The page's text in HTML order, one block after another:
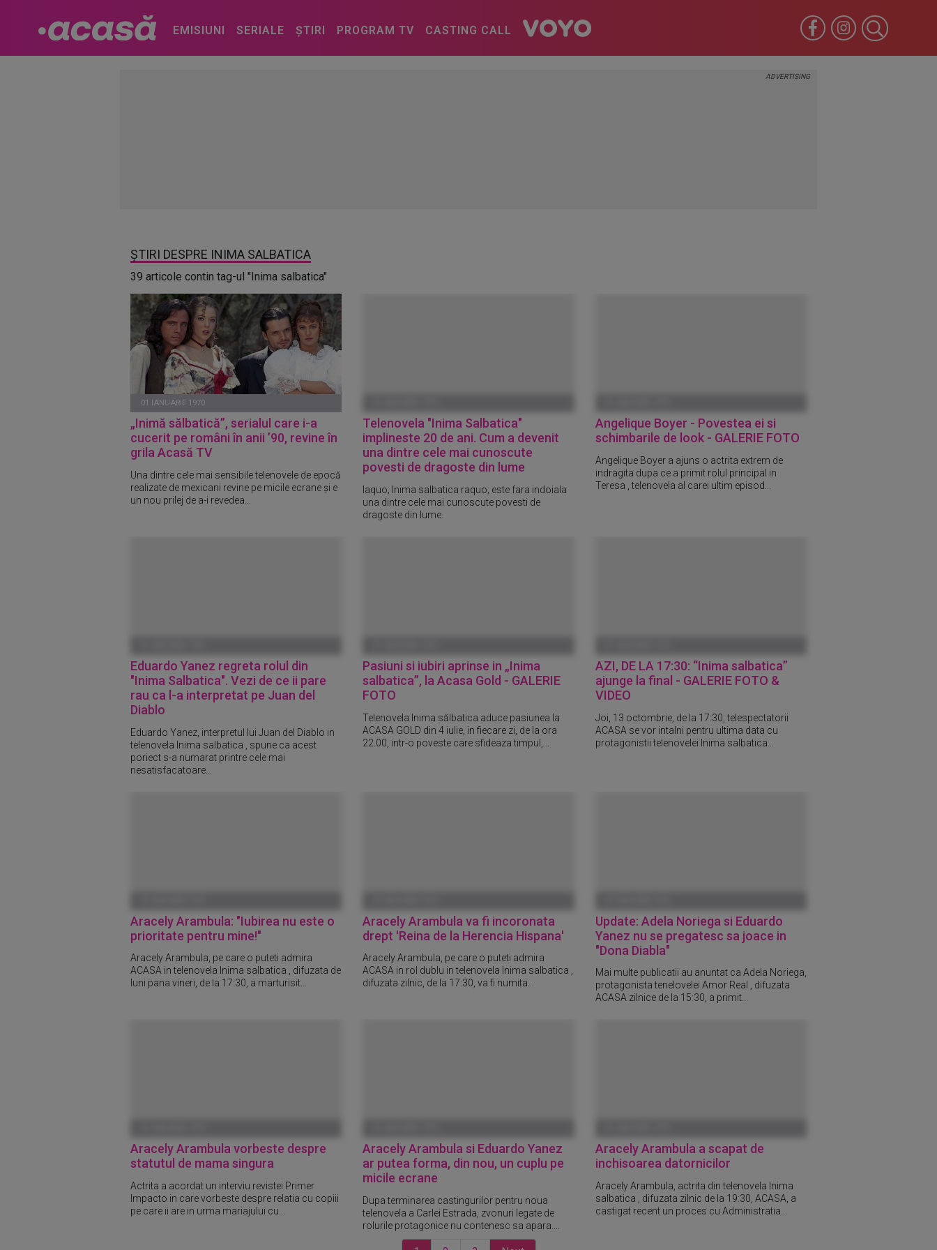
EMISIUNI SERIALE ȘTIRI PROGRAM TV CASTING CALL
ȘTIRI DESPRE INIMA SALBATICA
39 articole contin tag-ul "Inima salbatica"
01 IANUARIE 1970
„Inimă sălbatică”, serialul care i-a
cucerit pe români în anii ’90, revine în
grila Acasă TV
Una dintre cele mai sensibile telenovele de epocă
realizate de mexicani revine pe micile ecrane și e
un nou prilej de a-i revedea...
Telenovela "Inima Salbatica"
implineste 20 de ani. Cum a devenit
una dintre cele mai cunoscute
povesti de dragoste din lume
laquo; Inima salbatica raquo; este fara indoiala
una dintre cele mai cunoscute povesti de
dragoste din lume.
Angelique Boyer - Povestea ei si
schimbarile de look - GALERIE FOTO
Angelique Boyer a ajuns o actrita extrem de
indragita dupa ce a primit rolul principal in
Teresa , telenovela al carei ultim episod...
Eduardo Yanez regreta rolul din
"Inima Salbatica". Vezi de ce ii pare
rau ca l-a interpretat pe Juan del
Diablo
Eduardo Yanez, interpretul lui Juan del Diablo in
telenovela Inima salbatica , spune ca acest
poriect s-a numarat printre cele mai
nesatisfacatoare...
Pasiuni si iubiri aprinse in „Inima
salbatica”, la Acasa Gold - GALERIE
FOTO
Telenovela Inima sălbatica aduce pasiunea la
ACASA GOLD din 4 iulie, in fiecare zi, de la ora
22.00, intr-o poveste care sfideaza timpul,...
AZI, DE LA 17:30: “Inima salbatica”
ajunge la final - GALERIE FOTO &
VIDEO
Joi, 13 octombrie, de la 17:30, telespectatorii
ACASA se vor intalni pentru ultima data cu
protagonistii telenovelei Inima salbatica...
Aracely Arambula: "Iubirea nu este o
prioritate pentru mine!"
Aracely Arambula, pe care o puteti admira
ACASA in telenovela Inima salbatica , difuzata de
luni pana vineri, de la 17:30, a marturisit...
Aracely Arambula va fi incoronata
drept 'Reina de la Herencia Hispana'
Aracely Arambula, pe care o puteti admira
ACASA in rol dublu in telenovela Inima salbatica ,
difuzata zilnic, de la 17:30, va fi numita...
Update: Adela Noriega si Eduardo
Yanez nu se pregatesc sa joace in
"Dona Diabla"
Mai multe publicatii au anuntat ca Adela Noriega,
protagonista tenelovelei Amor Real , difuzata
ACASA zilnice de la 15:30, a primit...
Aracely Arambula vorbeste despre
statutul de mama singura
Actrita a acordat un interviu revistei Primer
Impacto in care vorbeste despre relatia cu copiii
pe care ii are in urma mariajului cu...
Aracely Arambula si Eduardo Yanez
ar putea forma, din nou, un cuplu pe
micile ecrane
Dupa terminarea castingurilor pentru noua
telenovela a Carlei Estrada, zvonuri legate de
rolurile protagonice nu contenesc sa apara....
Aracely Arambula a scapat de
inchisoarea datornicilor
Aracely Arambula, actrita din telenovela Inima
salbatica , difuzata zilnic de la 19:30, ACASA, a
castigat recent un proces cu Administratia...